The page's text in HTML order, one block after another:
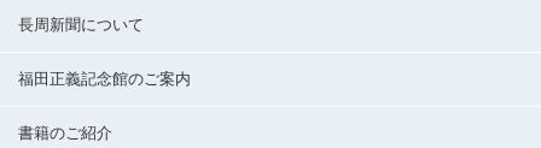
長周新聞について
福田正義記念館のご案内
書籍のご紹介